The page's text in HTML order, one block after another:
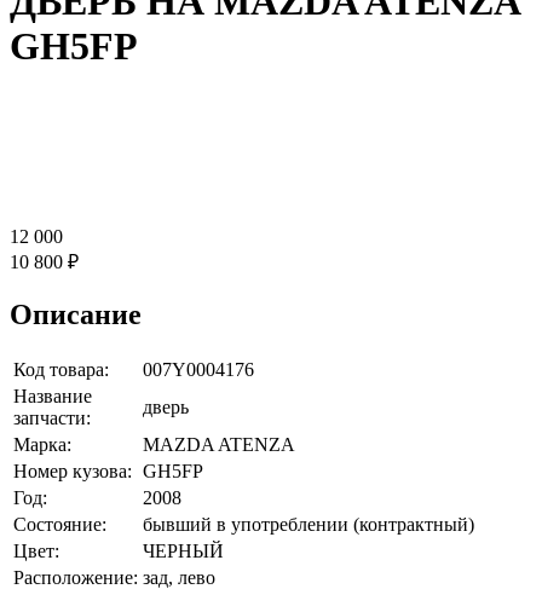
GH5FP
12 000
10 800 ₽
Описание
Код товара:
007Y0004176
Название
запчасти:
дверь
Марка:
MAZDA ATENZA
Номер кузова: GH5FP
Год:
2008
Состояние:
бывший в употреблении (контрактный)
Цвет:
ЧЕРНЫЙ
Расположение: зад, лево